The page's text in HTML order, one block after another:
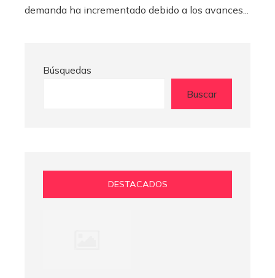
demanda ha incrementado debido a los avances...
Búsquedas
Buscar
DESTACADOS